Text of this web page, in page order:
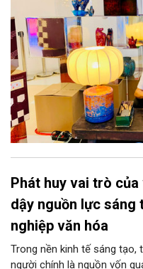
Phát huy vai trò
dậy nguồn lực
nghiệp văn hóa
Trong nền kinh tế sáng tạo,
người chính là nguồn vốn